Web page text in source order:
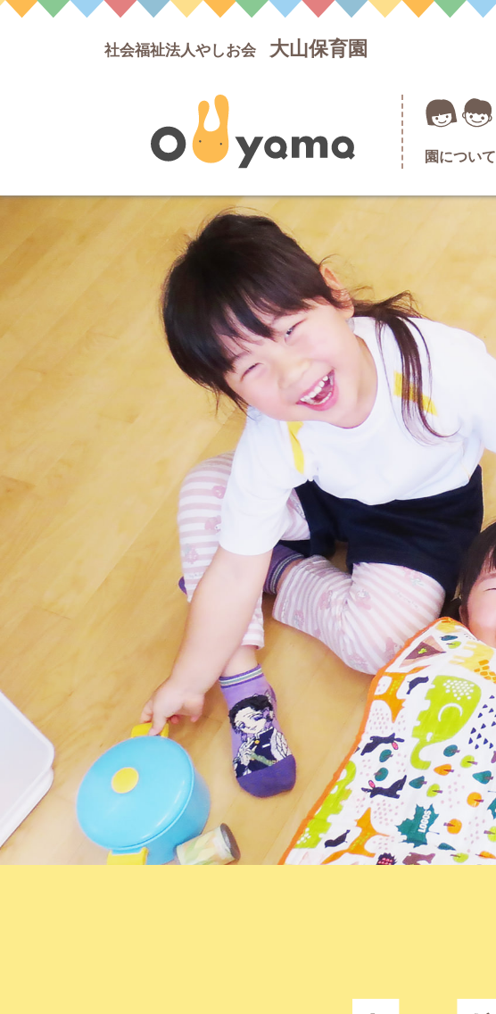
社会福祉法人やしお会 大山保育園
園について